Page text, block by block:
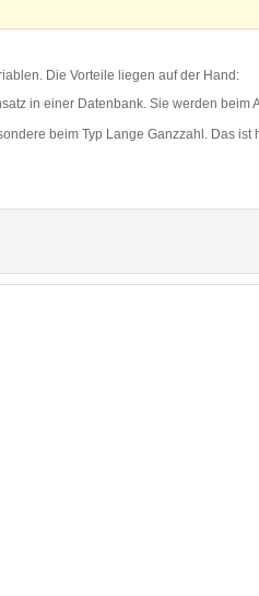
Die Vorteile liegen auf der Hand:
in einer Datenbank. Sie werden beim
beim Typ Lange Ganzzahl. Das ist